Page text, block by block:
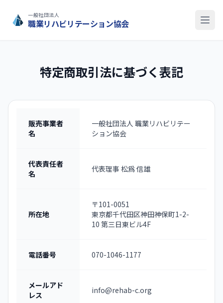
一般社団法人
職業リハビリテーション協会
特定商取引法に基づく表記
販売事業者
名
一般社団法人 職業リハビリテー
ション協会
代表責任者
名
代表理事 松爲 信雄
所在地
〒101-0051
東京都千代田区神田神保町1-2-
10 第三日東ビル4F
電話番号 070-1046-1177
メールアド
レス
info@rehab-c.org